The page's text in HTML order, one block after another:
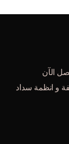
الآن
و انظمة سداد